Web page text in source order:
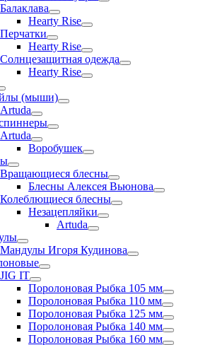
Балаклава
Hearty Rise
Перчатки
Hearty Rise
Солнцезащитная одежда
Hearty Rise
(мыши)
Artuda
Artuda
Воробушек
Вращающиеся блесны
Блесны Алексея Вьюнова
Колеблющиеся блесны
Незацепляйки
Artuda
Мандулы Игоря Кудинова
JIG IT
Поролоновая Рыбка 105 мм
Поролоновая Рыбка 110 мм
Поролоновая Рыбка 125 мм
Поролоновая Рыбка 140 мм
Поролоновая Рыбка 160 мм